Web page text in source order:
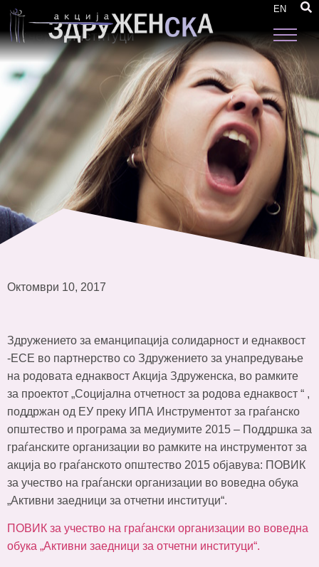
EN
во воведна обука „Активни заедници за
отчетни институци“
Октомври 10, 2017
Здружението за еманципација солидарност и еднаквост
-ЕСЕ во партнерство со Здружението за унапредување
на родовата еднаквост Акција Здруженска, во рамките
за проектот „Социјална отчетност за родова еднаквост “ ,
поддржан од ЕУ преку ИПА Инструментот за граѓанско
општество и програма за медиумите 2015 – Поддршка за
граѓанските организации во рамките на инструментот за
акција во граѓанското општество 2015 објавува: ПОВИК
за учество на граѓански организации во воведна обука
„Активни заедници за отчетни институци“.
ПОВИК за учество на граѓански организации во воведна
обука „Активни заедници за отчетни институци“.